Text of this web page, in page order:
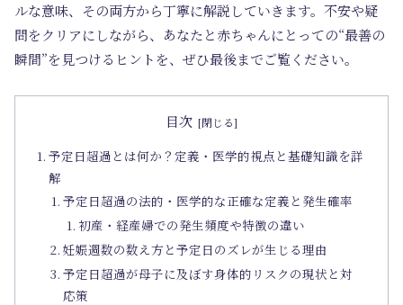
ルな意味、その両方から丁寧に解説していきます。不安や疑
問をクリアにしながら、あなたと赤ちゃんにとっての“最善の
瞬間”を見つけるヒントを、ぜひ最後までご覧ください。
目次
予定日超過とは何か？定義・医学的視点と基礎知識を詳
解
予定日超過の法的・医学的な正確な定義と発生確率
初産・経産婦での発生頻度や特徴の違い
妊娠週数の数え方と予定日のズレが生じる理由
予定日超過が母子に及ぼす身体的リスクの現状と対
応策